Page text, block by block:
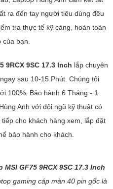
ra đến tay người tiêu dùng đều
tra thực tế kỹ càng, hoàn toàn
của bạn.
9RCX 9SC 17.3 Inch lắp chuyên
sau 10-15 Phút. Chúng tôi
100%. Bảo hành 6 Tháng - 1
Anh với đội ngũ kỹ thuật có
cho khách hàng xem, lắp đặt
bảo hành cho khách.
GF75 9RCX 9SC 17.3 Inch
gaming cáp màn 40 pin gốc là